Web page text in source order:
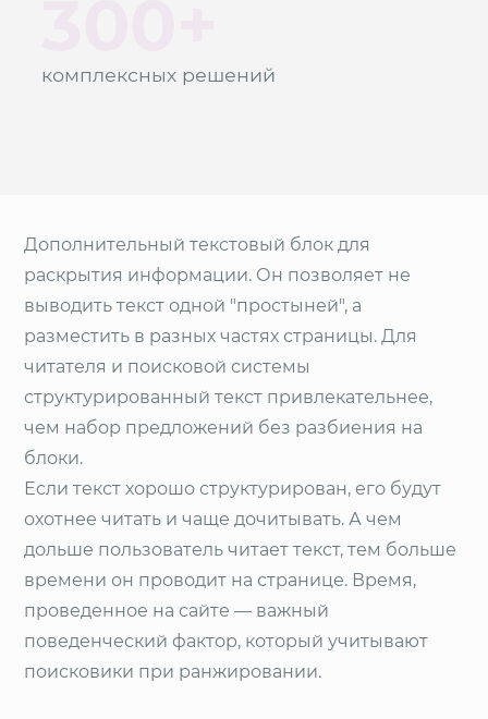
комплексных решений
Дополнительный текстовый блок для
раскрытия информации. Он позволяет не
выводить текст одной "простыней", а
разместить в разных частях страницы. Для
читателя и поисковой системы
структурированный текст привлекательнее,
чем набор предложений без разбиения на
блоки.
Если текст хорошо структурирован, его будут
охотнее читать и чаще дочитывать. А чем
дольше пользователь читает текст, тем больше
времени он проводит на странице. Время,
проведенное на сайте — важный
поведенческий фактор, который учитывают
поисковики при ранжировании.